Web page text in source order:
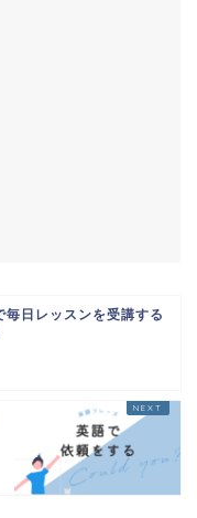
毎日レッスンを受講する